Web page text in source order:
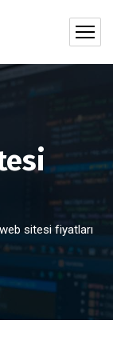
sitesi fiyatları